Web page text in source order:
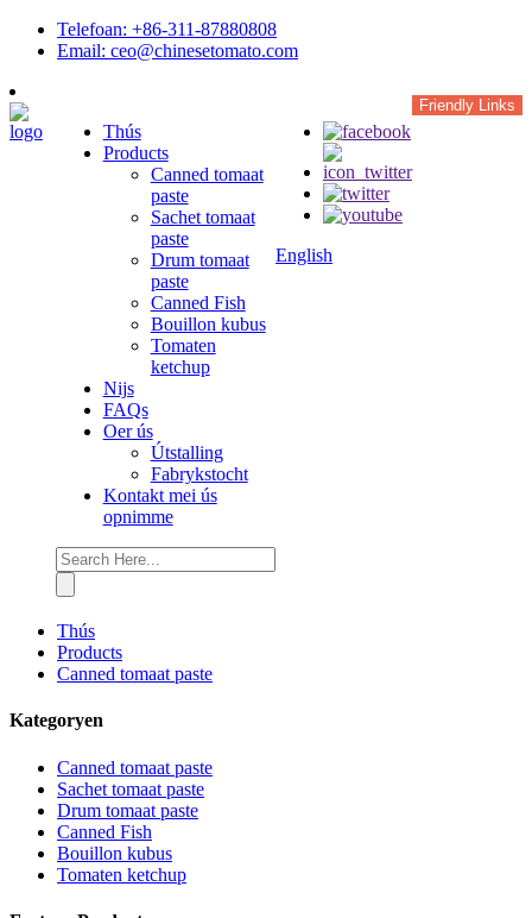
Telefoan: +86-311-87880808
Email: ceo@chinesetomato.com
Friendly Links
Thús
Products
Canned tomaat
paste
Sachet tomaat
paste
Drum tomaat
paste
Canned Fish
Bouillon kubus
Tomaten
ketchup
Nijs
FAQs
Oer ús
Útstalling
Fabrykstocht
Kontakt mei ús
opnimme
English
Thús
Products
Canned tomaat paste
Kategoryen
Canned tomaat paste
Sachet tomaat paste
Drum tomaat paste
Canned Fish
Bouillon kubus
Tomaten ketchup